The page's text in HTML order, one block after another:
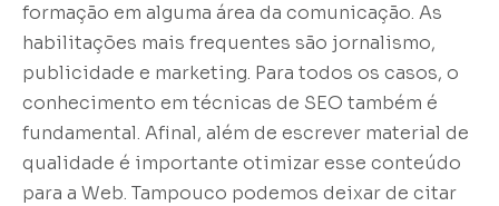
formação em alguma área da comunicação. As
habilitações mais frequentes são jornalismo,
publicidade e marketing. Para todos os casos, o
conhecimento em técnicas de SEO também é
fundamental. Afinal, além de escrever material de
qualidade é importante otimizar esse conteúdo
para a Web. Tampouco podemos deixar de citar